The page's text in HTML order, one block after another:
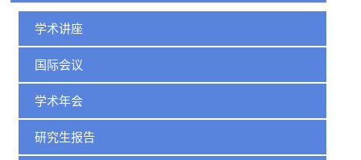
学术讲座
国际会议
学术年会
研究生报告